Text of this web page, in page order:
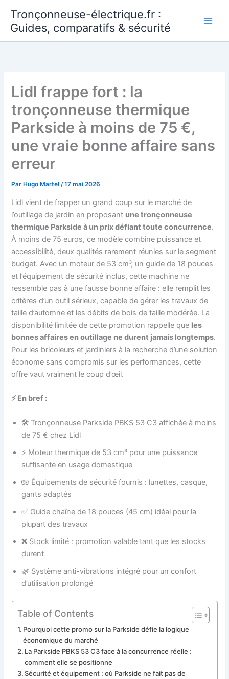
contenu
Tronçonneuse-électrique.fr :
Guides, comparatifs & sécurité
Lidl frappe fort : la
tronçonneuse thermique
Parkside à moins de 75 €,
une vraie bonne affaire sans
erreur
Par Hugo Martel/17 mai 2026
Lidl vient de frapper un grand coup sur le marché de
l’outillage de jardin en proposant une tronçonneuse
thermique Parkside à un prix défiant toute concurrence.
À moins de 75 euros, ce modèle combine puissance et
accessibilité, deux qualités rarement réunies sur le segment
budget. Avec un moteur de 53 cm³, un guide de 18 pouces
et l’équipement de sécurité inclus, cette machine ne
ressemble pas à une fausse bonne affaire : elle remplit les
critères d’un outil sérieux, capable de gérer les travaux de
taille d’automne et les débits de bois de taille modérée. La
disponibilité limitée de cette promotion rappelle que les
bonnes affaires en outillage ne durent jamais longtemps.
Pour les bricoleurs et jardiniers à la recherche d’une solution
économe sans compromis sur les performances, cette
offre vaut vraiment le coup d’œil.
⚡ En bref :
🛠️ Tronçonneuse Parkside PBKS 53 C3 affichée à moins
de 75 € chez Lidl
⚡ Moteur thermique de 53 cm³ pour une puissance
suffisante en usage domestique
🧤 Équipements de sécurité fournis : lunettes, casque,
gants adaptés
✅ Guide chaîne de 18 pouces (45 cm) idéal pour la
plupart des travaux
❌ Stock limité : promotion valable tant que les stocks
durent
🌿 Système anti-vibrations intégré pour un confort
d’utilisation prolongé
Table of Contents
Pourquoi cette promo sur la Parkside défie la logique
économique du marché
La Parkside PBKS 53 C3 face à la concurrence réelle :
comment elle se positionne
Sécurité et équipement : où Parkside ne fait pas de